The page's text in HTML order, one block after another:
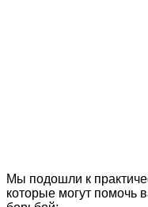
Мы подошли к
которые могут помочь